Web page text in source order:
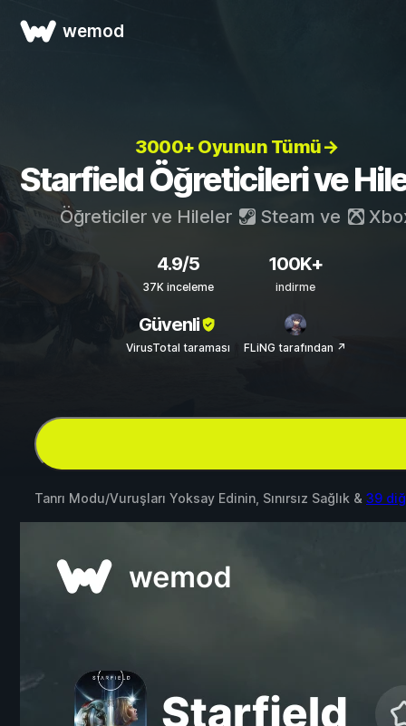
wemod
3000+ Oyunun Tümü→
Starfield Öğreticileri ve
Öğreticiler ve Hileler Steam ve
4.9/5
37K inceleme
100K+
indirme
Güvenli
VirusTotal taraması FLiNG tarafından ↗
Tanrı Modu/Vuruşları Yoksay Edinin, Sınırsız Sağlık & 39